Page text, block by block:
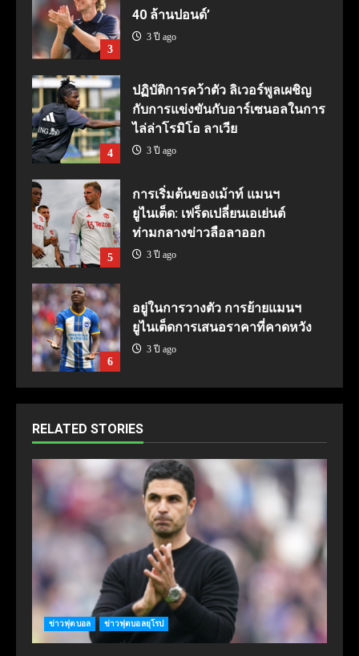
3
40 ล้านปอนด์’
3 ปี ago
4
ปฏิบัติการคว้าตัว ลิเวอร์พูลเผชิญ
กับการแข่งขันกับอาร์เซนอลในการ
ไล่ล่าโรมิโอ ลาเวีย
3 ปี ago
5
การเริ่มต้นของเม้าท์ แมนฯ
ยูไนเต็ด: เฟร็ดเปลี่ยนเอเย่นต์
ท่ามกลางข่าวลือลาออก
3 ปี ago
6
อยู่ในการวางตัว การย้ายแมนฯ
ยูไนเต็ดการเสนอราคาที่คาดหวัง
3 ปี ago
RELATED STORIES
ข่าวฟุตบอล ข่าวฟุตบอลยุโรป